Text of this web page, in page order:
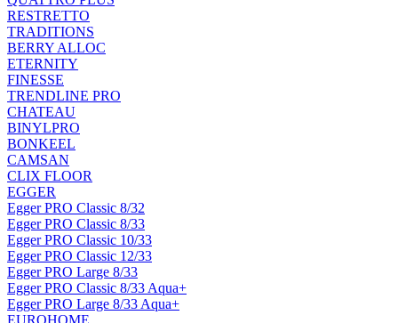
RESTRETTO
TRADITIONS
BERRY ALLOC
ETERNITY
FINESSE
TRENDLINE PRO
CHATEAU
BINYLPRO
BONKEEL
CAMSAN
CLIX FLOOR
EGGER
Egger PRO Classic 8/32
Egger PRO Classic 8/33
Egger PRO Classic 10/33
Egger PRO Classic 12/33
Egger PRO Large 8/33
Egger PRO Classic 8/33 Aqua+
Egger PRO Large 8/33 Aqua+
EUROHOME